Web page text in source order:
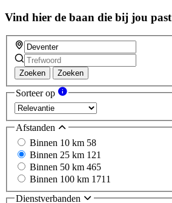
Vind hier de baan die bij jou past
Zoeken Zoeken
Sorteer op
Afstanden
Binnen 10 km 58
Binnen 25 km 121
Binnen 50 km 465
Binnen 100 km 1711
Dienstverbanden